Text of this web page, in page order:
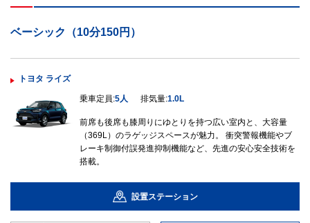
ベーシック（10分150円）
トヨタ ライズ
乗車定員:5人 排気量:1.0L
前席も後席も膝周りにゆとりを持つ広い室内と、大容量
（369L）のラゲッジスペースが魅力。 衝突警報機能やブ
レーキ制御付誤発進抑制機能など、先進の安心安全技術を
搭載。
設置ステーション